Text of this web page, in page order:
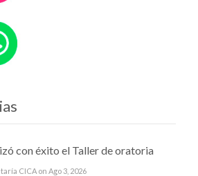
con éxito el Taller de oratoria
CICA on Ago 3, 2026